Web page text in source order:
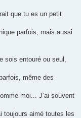
que tu es un petit
parfois, mais aussi
sois entouré ou seul,
même des
moi... J’ai souvent
toujours aimé toutes les